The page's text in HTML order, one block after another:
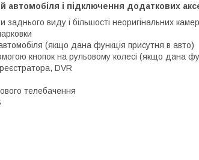
автомобіля і підключення додаткових
заднього виду і більшості неоригінальних
(якщо дана функція присутня в авто)
кнопок на рульовому колесі (якщо дана
DVR
телебачення